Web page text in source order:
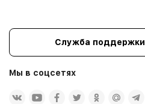
Служба поддержки
Мы в соцсетях